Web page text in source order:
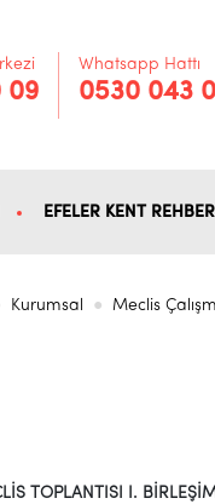
09
Whatsapp Hattı
0530 043
EFELER KENT REHBERİ
Kurumsal Meclis
TOPLANTISI I.